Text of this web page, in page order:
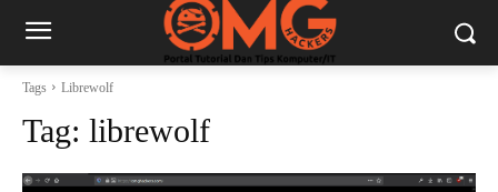
Tags Librewolf
Tag: librewolf